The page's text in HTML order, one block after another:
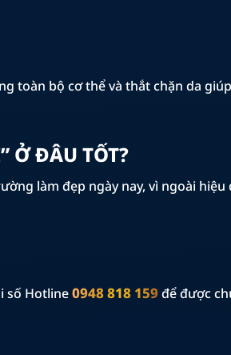
toàn bộ cơ thể và thắt chặn da
Ở ĐÂU TỐT?
làm đẹp ngày nay, vì ngoài
số Hotline0948 818 159để được